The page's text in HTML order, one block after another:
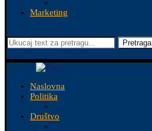
Marketing
Pretraga
Naslovna
Politika
Društvo